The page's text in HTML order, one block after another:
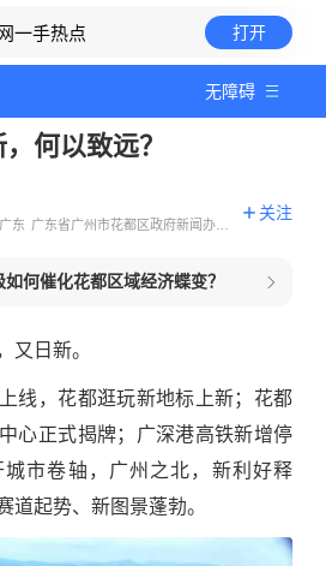
一手热点 打开
无障碍
何以致远？
广东 广东省广州市花都区政府新闻办公
关注
何催化花都区域经济蝶变？
日新。
，花都逛玩新地标上新；花都
心正式揭牌；广深港高铁新增停
市卷轴，广州之北，新利好释
道起势、新图景蓬勃。